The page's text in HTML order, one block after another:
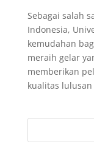
Sebagai salah
Indonesia,
kemudahan
meraih gelar
memberikan
kualitas